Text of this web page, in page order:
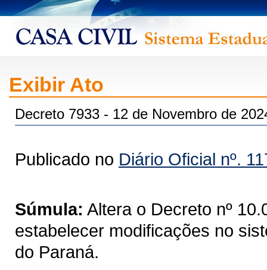
Exibir Ato
Decreto 7933 - 12 de Novembro de
Publicado no Diário Oficial nº.
Súmula: Altera o Decreto nº
estabelecer modificações no
do Paraná.